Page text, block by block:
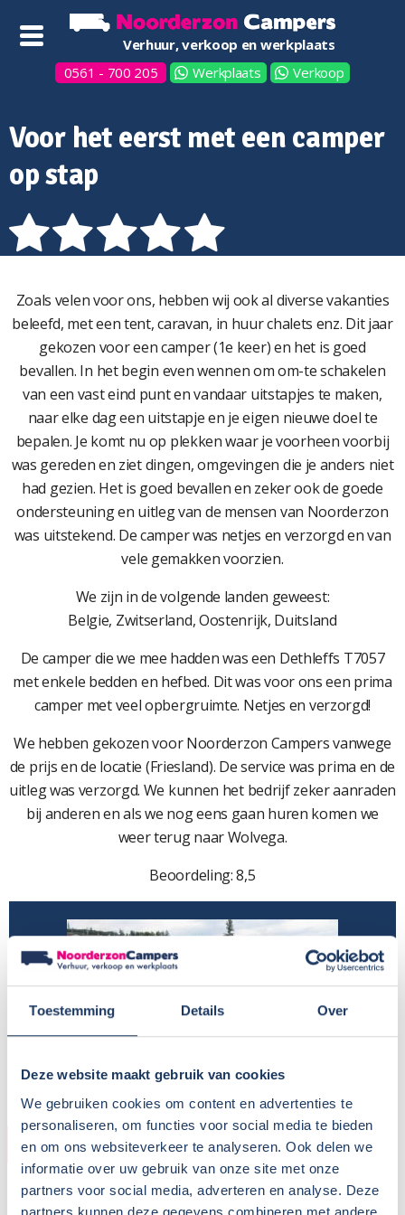
Toestemming Details Over
Deze website maakt gebruik van cookies
We gebruiken cookies om content en advertenties te
personaliseren, om functies voor social media te bieden
en om ons websiteverkeer te analyseren. Ook delen we
informatie over uw gebruik van onze site met onze
partners voor social media, adverteren en analyse. Deze
partners kunnen deze gegevens combineren met andere
Verhuur, verkoop en werkplaats
0561 - 700 205
Werkplaats Verkoop
Voor het eerst met een camper
op stap
Zoals velen voor ons, hebben wij ook al diverse vakanties
beleefd, met een tent, caravan, in huur chalets enz. Dit jaar
gekozen voor een camper (1e keer) en het is goed
bevallen. In het begin even wennen om om-te schakelen
van een vast eind punt en vandaar uitstapjes te maken,
naar elke dag een uitstapje en je eigen nieuwe doel te
bepalen. Je komt nu op plekken waar je voorheen voorbij
was gereden en ziet dingen, omgevingen die je anders niet
had gezien. Het is goed bevallen en zeker ook de goede
ondersteuning en uitleg van de mensen van Noorderzon
was uitstekend. De camper was netjes en verzorgd en van
vele gemakken voorzien.
We zijn in de volgende landen geweest:
Belgie, Zwitserland, Oostenrijk, Duitsland
De camper die we mee hadden was een Dethleffs T7057
met enkele bedden en hefbed. Dit was voor ons een prima
camper met veel opbergruimte. Netjes en verzorgd!
We hebben gekozen voor Noorderzon Campers vanwege
de prijs en de locatie (Friesland). De service was prima en de
uitleg was verzorgd. We kunnen het bedrijf zeker aanraden
bij anderen en als we nog eens gaan huren komen we
weer terug naar Wolvega.
Beoordeling: 8,5
HUURDER
Naam: